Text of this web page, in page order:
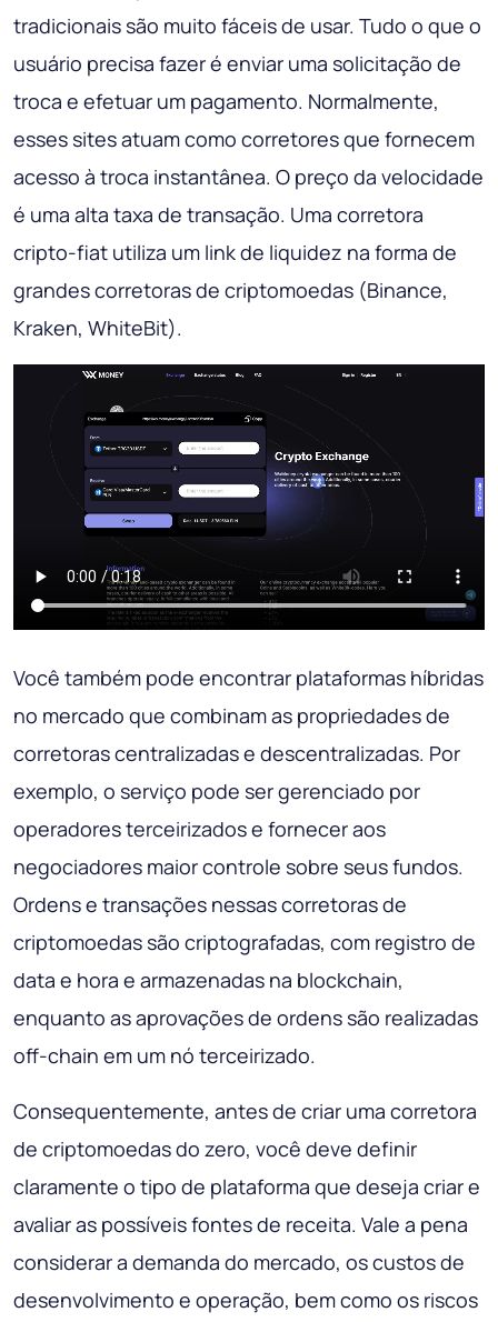
tradicionais são muito fáceis de usar. Tudo o que o
usuário precisa fazer é enviar uma solicitação de
troca e efetuar um pagamento. Normalmente,
esses sites atuam como corretores que fornecem
acesso à troca instantânea. O preço da velocidade
é uma alta taxa de transação. Uma corretora
cripto-fiat utiliza um link de liquidez na forma de
grandes corretoras de criptomoedas (Binance,
Kraken, WhiteBit).
Você também pode encontrar plataformas híbridas
no mercado que combinam as propriedades de
corretoras centralizadas e descentralizadas. Por
exemplo, o serviço pode ser gerenciado por
operadores terceirizados e fornecer aos
negociadores maior controle sobre seus fundos.
Ordens e transações nessas corretoras de
criptomoedas são criptografadas, com registro de
data e hora e armazenadas na blockchain,
enquanto as aprovações de ordens são realizadas
off-chain em um nó terceirizado.
Consequentemente, antes de criar uma corretora
de criptomoedas do zero, você deve definir
claramente o tipo de plataforma que deseja criar e
avaliar as possíveis fontes de receita. Vale a pena
considerar a demanda do mercado, os custos de
desenvolvimento e operação, bem como os riscos